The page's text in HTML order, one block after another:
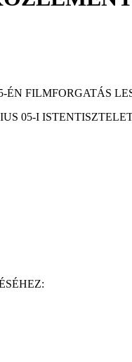
ÉN FILMFORGATÁS
05-I